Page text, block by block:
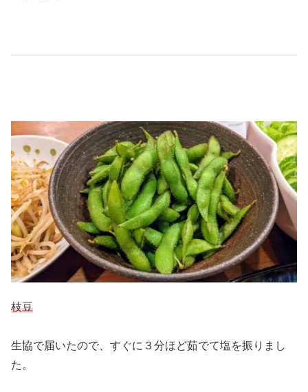
枝豆
生協で届いたので、すぐに３分ほど茹でて塩を振りまし
た。